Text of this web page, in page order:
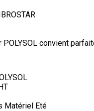
POLYSOL convient
Matériel Eté